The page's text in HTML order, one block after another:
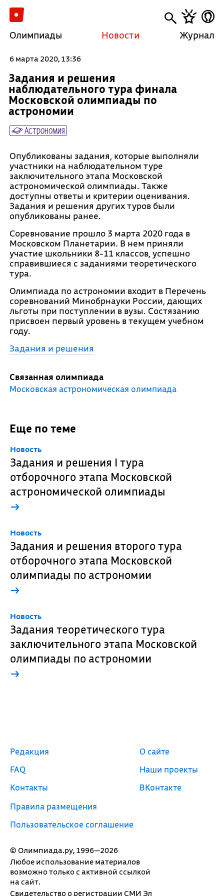
Олимпиады Новости Журнал
6 марта 2020, 13:36
Задания и решения
наблюдательного тура финала
Московской олимпиады по
астрономии
Астрономия
Опубликованы задания, которые выполняли
участники на наблюдательном туре
заключительного этапа Московской
астрономической олимпиады. Также
доступны ответы и критерии оценивания.
Задания и решения других туров были
опубликованы ранее.
Соревнование прошло 3 марта 2020 года в
Московском Планетарии. В нем приняли
участие школьники 8-11 классов, успешно
справившиеся с заданиями теоретического
тура.
Олимпиада по астрономии входит в Перечень
соревнований Минобрнауки России, дающих
льготы при поступлении в вузы. Состязанию
присвоен первый уровень в текущем учебном
году.
Задания и решения
Связанная олимпиада
Московская астрономическая олимпиада
Еще по теме
Новость
Задания и решения I тура
отборочного этапа Московской
астрономической олимпиады
→
Новость
Задания и решения второго тура
отборочного этапа Московской
олимпиады по астрономии
→
Новость
Задания теоретического тура
заключительного этапа Московской
олимпиады по астрономии
→
© Олимпиада.ру, 1996—2026
Любое использование материалов
возможно только с активной ссылкой
на сайт.
Свидетельство о регистрации СМИ Эл
Редакция
FAQ
Контакты
Правила размещения
Пользовательское соглашение
О сайте
Наши проекты
ВКонтакте